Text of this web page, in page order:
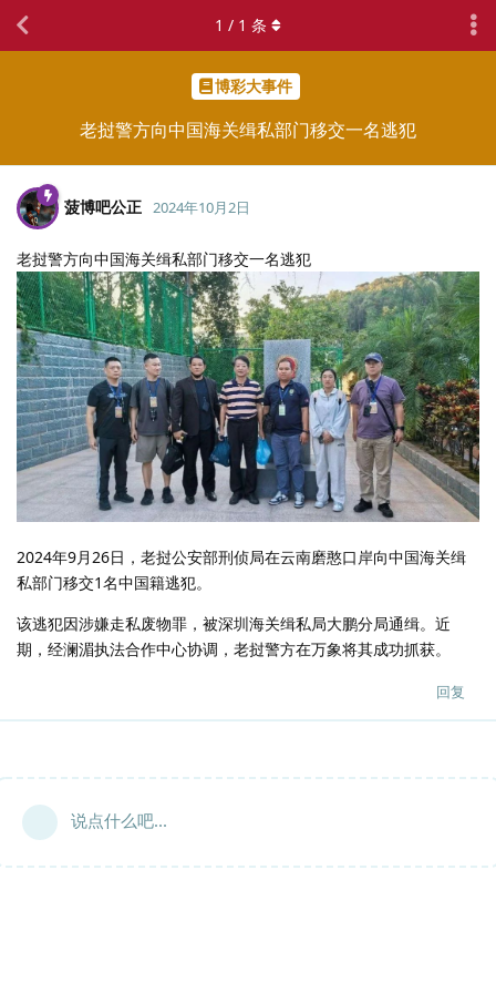
博彩大事件
老挝警方向中国海关缉私部门移交一名逃犯
1 / 1 条
菠博吧公正 2024年10月2日
老挝警方向中国海关缉私部门移交一名逃犯
2024年9月26日，老挝公安部刑侦局在云南磨憨口岸向中国海关缉
私部门移交1名中国籍逃犯。
该逃犯因涉嫌走私废物罪，被深圳海关缉私局大鹏分局通缉。近
期，经澜湄执法合作中心协调，老挝警方在万象将其成功抓获。
回复
说点什么吧...